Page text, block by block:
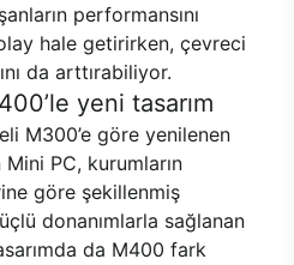
performansını
hale getirirken, çevreci
da arttırabiliyor.
yeni tasarım
M300’e göre yenilenen
PC, kurumların
göre şekillenmiş
donanımlarla sağlanan
da M400 fark